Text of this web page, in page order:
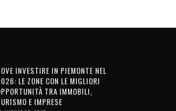
INVESTIRE IN PIEMONTE NEL
LE ZONE CON LE MIGLIORI
TRA IMMOBILI,
E IMPRESE